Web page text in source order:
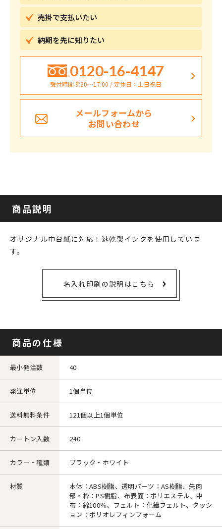
売掛で支払いたい
納期を先に知りたい
0120-16-4147
受付時間 9:30〜17:00 / 定休日：土日祝日
メールフォームから
お問い合わせ
商品説明
オリジナル中台紙に対応！速乾製インクを使用していま
す。
名入れ印刷の説明はこちら
商品の仕様
最小発注数 40
発注単位 1個単位
送料無料条件 121個以上1個単位
カートン入数 240
カラー・種類 ブラック・ホワイト
材質
本体：ABS樹脂、透明パーツ：AS樹脂、朱肉
部・枠：PS樹脂、布表面：ポリエステル、中
布：綿100％、フェルト：化繊フェルト、クッシ
ョン：ポリオレフィンフォーム